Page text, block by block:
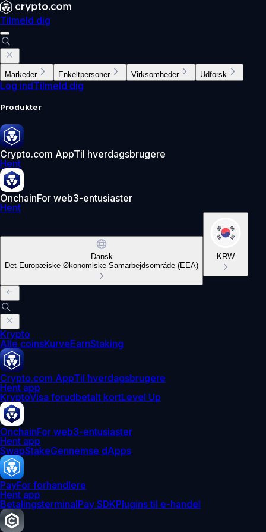
Tilmeld dig
Markeder Enkeltpersoner Virksomheder Udforsk
Log indTilmeld dig
Produkter
Crypto.com AppTil hverdagsbrugere
Hent
OnchainFor web3-entusiaster
Hent
Dansk
Det Europæiske Økonomiske Samarbejdsområde (EEA)
KRW
Krypto
Alle coinsKurveEarnStaking
Crypto.com AppTil hverdagsbrugere
Hent app
KryptoVisa forudbetalt kortLevel Up
OnchainFor web3-entusiaster
Hent app
SwapStakeGennemse dApps
PayFor forhandlere
Hent app
BetalingsterminalPay SDKPlugins til e-handel